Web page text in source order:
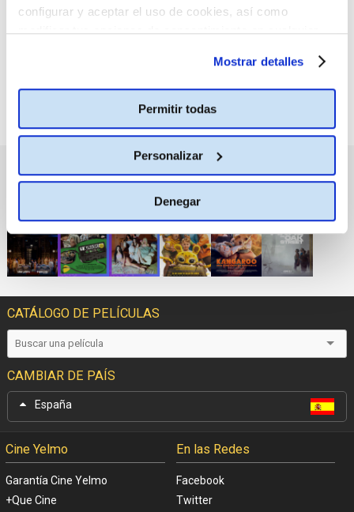
configurar y aceptar el uso de cookies, así como
modificar tus opciones de consentimiento en cualquier
Mostrar detalles
Permitir todas
Personalizar
Denegar
seleccionado.
PRÓXIMOS ESTRENOS
CATÁLOGO DE PELÍCULAS
CAMBIAR DE PAÍS
España
Cine Yelmo
Garantía Cine Yelmo
+Que Cine
En las Redes
Facebook
Twitter